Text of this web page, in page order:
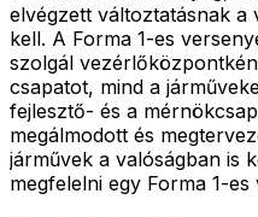
elvégzett változtatásnak a
kell. A Forma 1-es
szolgál
csapatot, mind a
fejlesztő- és a
megálmodott és
járművek a valóságban is
megfelelni egy Forma 1-